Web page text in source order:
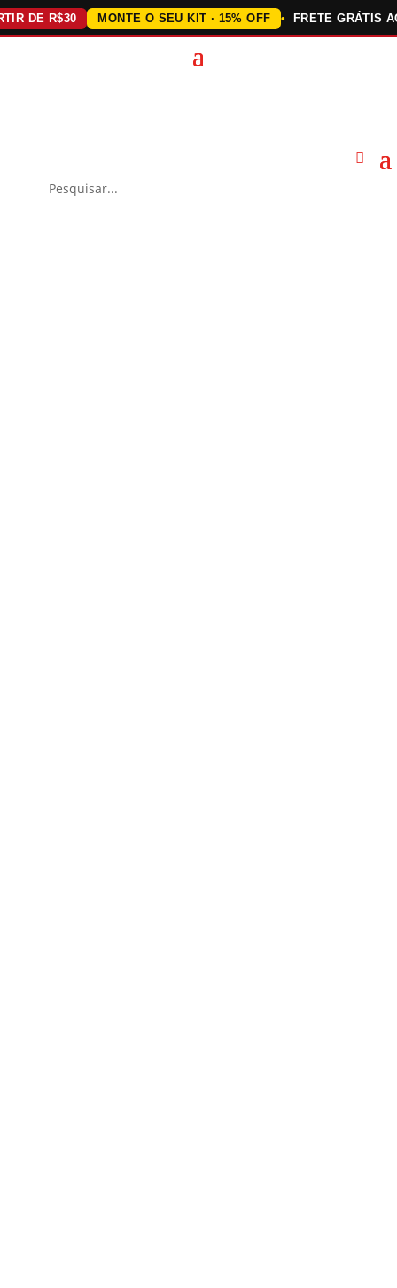
R$30 MONTE O SEU KIT · 15% OFF FRETE GRÁTIS ACIMA